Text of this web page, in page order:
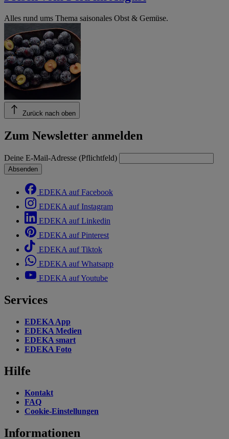
Alles rund ums Thema saisonales Obst & Gemüse.
Zurück nach oben
Zum Newsletter anmelden
Deine E-Mail-Adresse (Pflichtfeld)
Absenden
EDEKA auf Facebook
EDEKA auf Instagram
EDEKA auf Linkedin
EDEKA auf Pinterest
EDEKA auf Tiktok
EDEKA auf Whatsapp
EDEKA auf Youtube
Services
EDEKA App
EDEKA Medien
EDEKA smart
EDEKA Foto
Hilfe
Kontakt
FAQ
Cookie-Einstellungen
Informationen